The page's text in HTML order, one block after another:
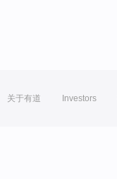
关于有道 Investors